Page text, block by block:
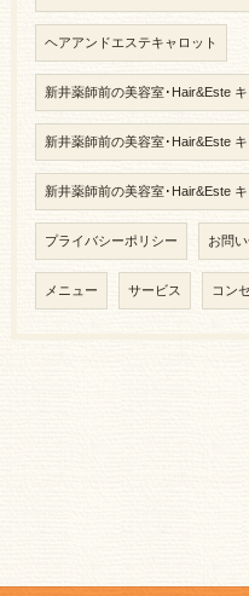
ヘアアンドエステキャロット
新井薬師前の美容室･Hair&Este
新井薬師前の美容室･Hair&Este
新井薬師前の美容室･Hair&Este
プライバシーポリシー お問
メニュー サービス コン